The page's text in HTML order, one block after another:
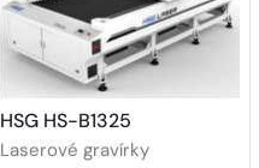
HSG HS-B1325
Laserové gravírky